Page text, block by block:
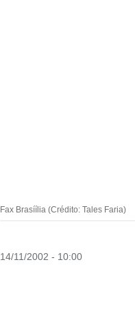
Fax Brasíília (Crédito: Tales Faria)
14/11/2002 - 10:00